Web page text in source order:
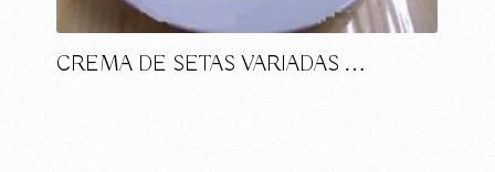
CREMA DE SETAS VARIADAS …